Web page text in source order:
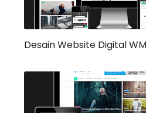
Desain Website Digital